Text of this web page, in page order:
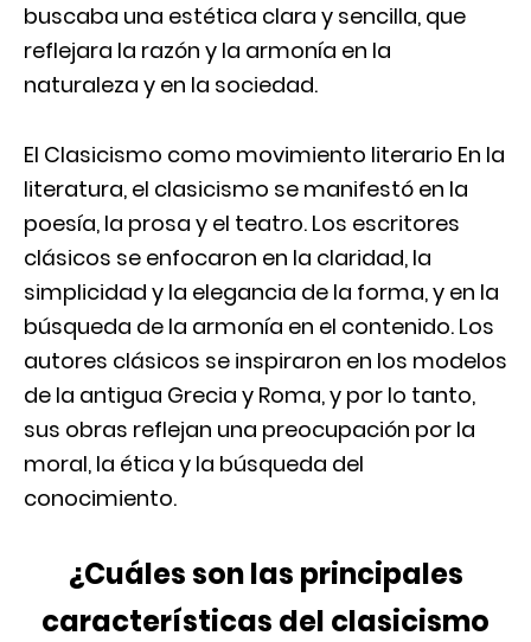
buscaba una estética clara y sencilla, que
reflejara la razón y la armonía en la
naturaleza y en la sociedad.
El Clasicismo como movimiento literario En la
literatura, el clasicismo se manifestó en la
poesía, la prosa y el teatro. Los escritores
clásicos se enfocaron en la claridad, la
simplicidad y la elegancia de la forma, y en la
búsqueda de la armonía en el contenido. Los
autores clásicos se inspiraron en los modelos
de la antigua Grecia y Roma, y por lo tanto,
sus obras reflejan una preocupación por la
moral, la ética y la búsqueda del
conocimiento.
¿Cuáles son las principales
características del clasicismo